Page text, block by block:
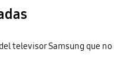
televisor Samsung que no